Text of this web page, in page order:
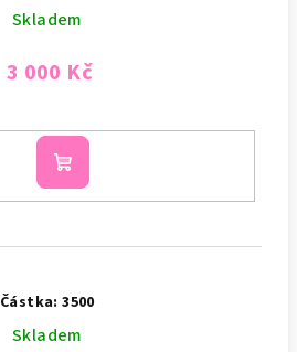
Skladem
3 000 Kč
Do
košíku
Částka: 3500
Skladem